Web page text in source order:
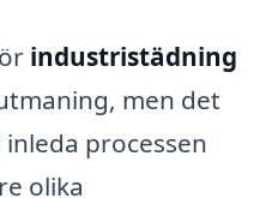
industristädning
men det
processen
olika